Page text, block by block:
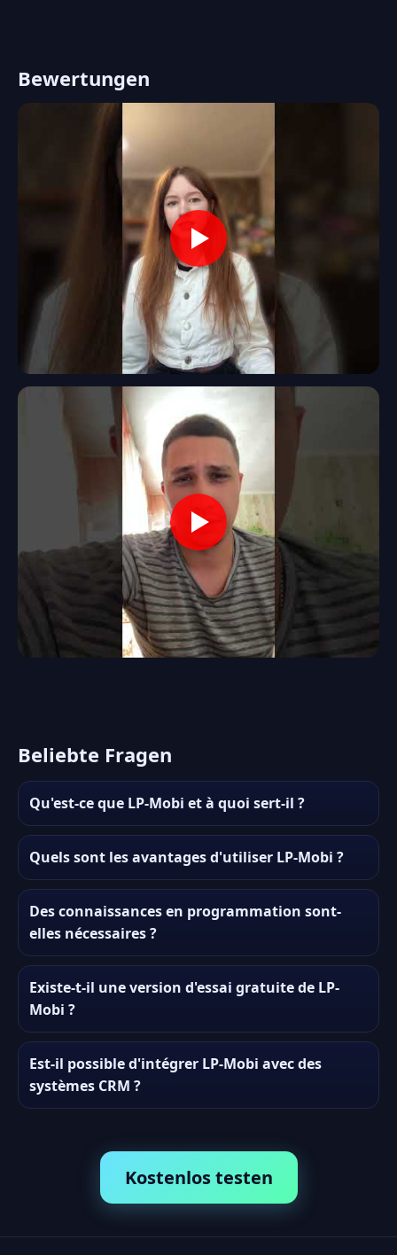
Bewertungen
Beliebte Fragen
Qu'est-ce que LP-Mobi et à quoi sert-il ?
Quels sont les avantages d'utiliser LP-Mobi ?
Des connaissances en programmation sont-
elles nécessaires ?
Existe-t-il une version d'essai gratuite de LP-
Mobi ?
Est-il possible d'intégrer LP-Mobi avec des
systèmes CRM ?
Kostenlos testen